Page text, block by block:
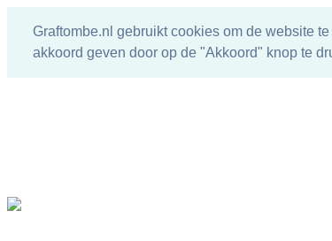
Graftombe.nl gebruikt cookies om de website
akkoord geven door op de "Akkoord" knop te